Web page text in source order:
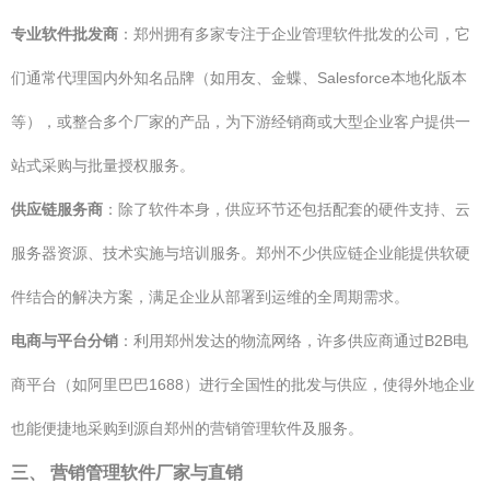
专业软件批发商 ：郑州拥有多家专注于企业管理软件批发的公司，它
们通常代理国内外知名品牌（如用友、金蝶、Salesforce本地化版本
等），或整合多个厂家的产品，为下游经销商或大型企业客户提供一
站式采购与批量授权服务。
供应链服务商 ：除了软件本身，供应环节还包括配套的硬件支持、云
服务器资源、技术实施与培训服务。郑州不少供应链企业能提供软硬
件结合的解决方案，满足企业从部署到运维的全周期需求。
电商与平台分销 ：利用郑州发达的物流网络，许多供应商通过B2B电
商平台（如阿里巴巴1688）进行全国性的批发与供应，使得外地企业
也能便捷地采购到源自郑州的营销管理软件及服务。
三、 营销管理软件厂家与直销